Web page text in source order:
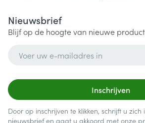
Nieuwsbrief
Blijf op de hoogte van nieuwe
Inschrijven
Door op inschrijven te klikken, schrijft u zich
nieuwsbrief en gaat u akkoord met onze